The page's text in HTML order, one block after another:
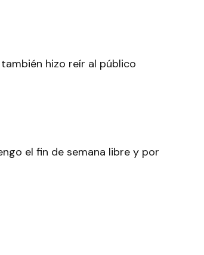
hizo reír al público
el fin de semana libre y por